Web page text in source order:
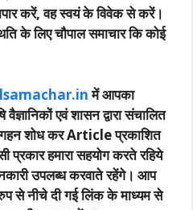
करें, वह स्वयं के विवेक से करें।
के लिए चौपाल समाचार कि कोई
में आपका
एवं शासन द्वारा संचालित
गहन शोध कर Article प्रकाशित
हमारा सहयोग करते रहिये
उपलब्ध करवाते रहेंगे। आप
से नीचे दी गई लिंक के माध्यम से